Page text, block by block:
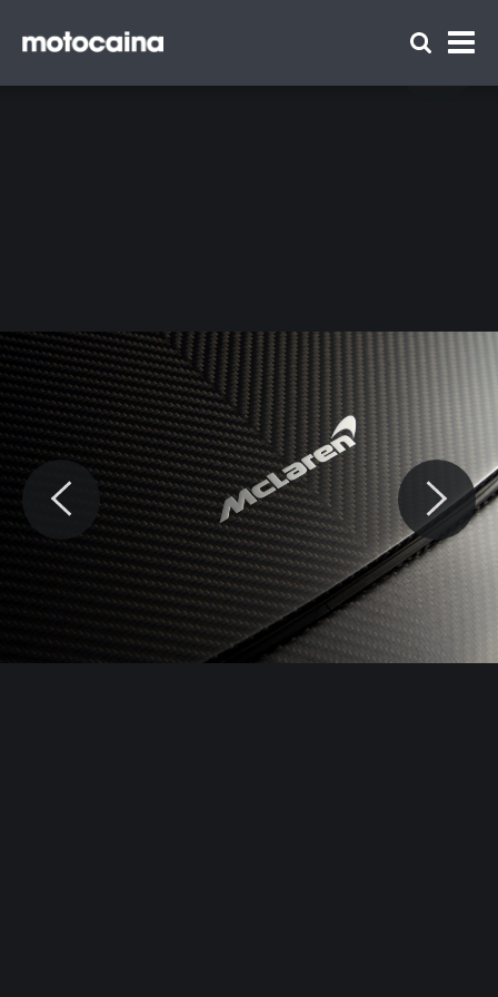
McLaren 765LT - zdjęcie 5
Polityka prywatności
Reklama
Kontakt
© Motocaina.pl All rights reserved.